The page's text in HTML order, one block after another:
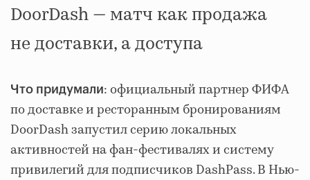
DoorDash — матч как продажа
не доставки, а доступа
Что придумали: официальный партнер ФИФА
по доставке и ресторанным бронированиям
DoorDash запустил серию локальных
активностей на фан-фестивалях и систему
привилегий для подписчиков DashPass. В Нью-